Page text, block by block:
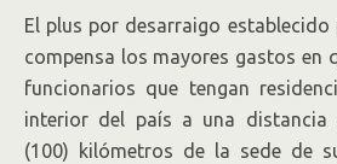
El plus por desarraigo
compensa los mayores gastos en
funcionarios que tengan
interior del país a una distancia
(100) kilómetros de la sede de